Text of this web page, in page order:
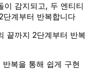
감지되고, 두 엔티티
계부터 반복합니다
끝까지 2단계부터 반복
복을 통해 쉽게 구현